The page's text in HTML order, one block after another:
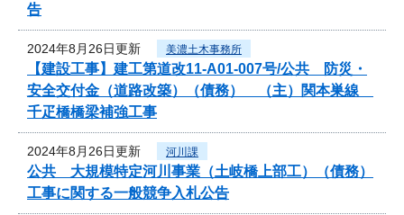
告
2024年8月26日更新 美濃土木事務所
【建設工事】建工第道改11-A01-007号/公共 防災・
安全交付金（道路改築）（債務） （主）関本巣線
千疋橋橋梁補強工事
2024年8月26日更新 河川課
公共 大規模特定河川事業（土岐橋上部工）（債務）
工事に関する一般競争入札公告